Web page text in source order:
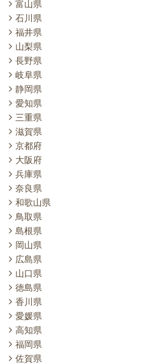
富山県
石川県
福井県
山梨県
長野県
岐阜県
静岡県
愛知県
三重県
滋賀県
京都府
大阪府
兵庫県
奈良県
和歌山県
鳥取県
島根県
岡山県
広島県
山口県
徳島県
香川県
愛媛県
高知県
福岡県
佐賀県